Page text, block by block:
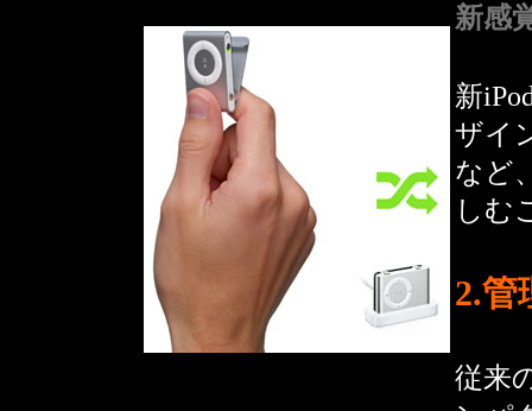
新感
新
ザイ
など
しむ
2.管
従来